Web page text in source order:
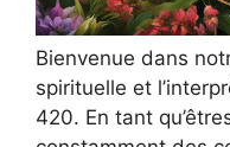
Bienvenue dans
spirituelle et
420. En tant